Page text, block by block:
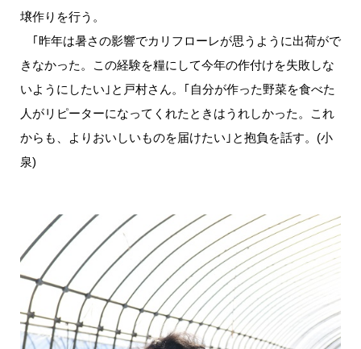
壌作りを行う。
｢昨年は暑さの影響でカリフローレが思うように出荷がで
きなかった。この経験を糧にして今年の作付けを失敗しな
いようにしたい｣と戸村さん。｢自分が作った野菜を食べた
人がリピーターになってくれたときはうれしかった。これ
からも、よりおいしいものを届けたい｣と抱負を話す。(小
泉)